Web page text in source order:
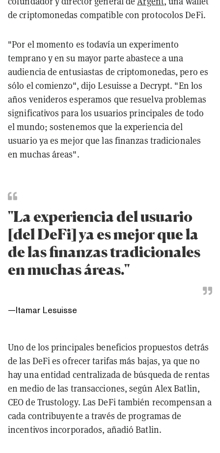
de criptomonedas compatible con protocolos DeFi.
"Por el momento es todavía un experimento
temprano y en su mayor parte abastece a una
audiencia de entusiastas de criptomonedas, pero es
sólo el comienzo", dijo Lesuisse a Decrypt. "En los
años venideros esperamos que resuelva problemas
significativos para los usuarios principales de todo
el mundo; sostenemos que la experiencia del
usuario ya es mejor que las finanzas tradicionales
en muchas áreas".
"La experiencia del usuario
[del DeFi] ya es mejor que la
de las finanzas tradicionales
en muchas áreas."
—Itamar Lesuisse
Uno de los principales beneficios propuestos detrás
de las DeFi es ofrecer tarifas más bajas, ya que no
hay una entidad centralizada de búsqueda de rentas
en medio de las transacciones, según Alex Batlin,
CEO de Trustology. Las DeFi también recompensan a
cada contribuyente a través de programas de
incentivos incorporados, añadió Batlin.